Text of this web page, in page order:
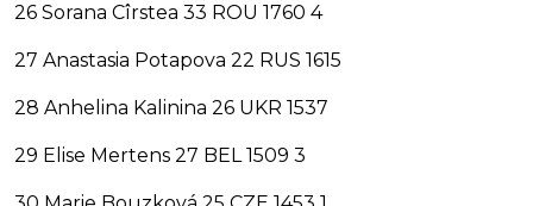
26 Sorana Cîrstea 33 ROU 1760 4
27 Anastasia Potapova 22 RUS 1615
28 Anhelina Kalinina 26 UKR 1537
29 Elise Mertens 27 BEL 1509 3